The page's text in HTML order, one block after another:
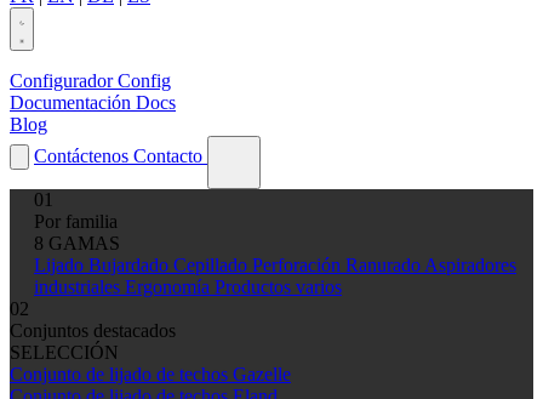
Configurador Config
Documentación Docs
Blog
Contáctenos Contacto
01
Por familia
8 GAMAS
Lijado Bujardado Cepillado Perforación Ranurado Aspiradores
industriales Ergonomía Productos varios
02
Conjuntos destacados
SELECCIÓN
Conjunto de lijado de techos Gazelle